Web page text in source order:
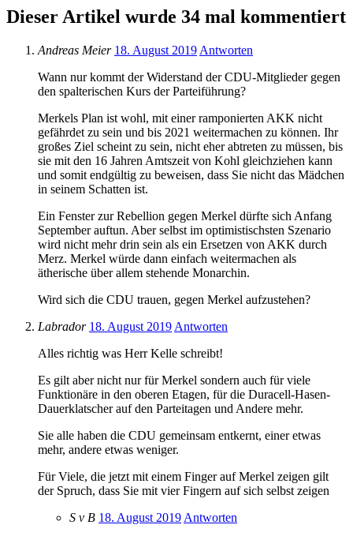
Dieser Artikel wurde 34 mal kommentiert
Andreas Meier 18. August 2019 Antworten
Wann nur kommt der Widerstand der CDU-Mitglieder gegen
den spalterischen Kurs der Parteiführung?
Merkels Plan ist wohl, mit einer ramponierten AKK nicht
gefährdet zu sein und bis 2021 weitermachen zu können. Ihr
großes Ziel scheint zu sein, nicht eher abtreten zu müssen, bis
sie mit den 16 Jahren Amtszeit von Kohl gleichziehen kann
und somit endgültig zu beweisen, dass Sie nicht das Mädchen
in seinem Schatten ist.
Ein Fenster zur Rebellion gegen Merkel dürfte sich Anfang
September auftun. Aber selbst im optimistischsten Szenario
wird nicht mehr drin sein als ein Ersetzen von AKK durch
Merz. Merkel würde dann einfach weitermachen als
ätherische über allem stehende Monarchin.
Wird sich die CDU trauen, gegen Merkel aufzustehen?
Labrador 18. August 2019 Antworten
Alles richtig was Herr Kelle schreibt!
Es gilt aber nicht nur für Merkel sondern auch für viele
Funktionäre in den oberen Etagen, für die Duracell-Hasen-
Dauerklatscher auf den Parteitagen und Andere mehr.
Sie alle haben die CDU gemeinsam entkernt, einer etwas
mehr, andere etwas weniger.
Für Viele, die jetzt mit einem Finger auf Merkel zeigen gilt
der Spruch, dass Sie mit vier Fingern auf sich selbst zeigen
S v B 18. August 2019 Antworten